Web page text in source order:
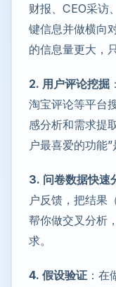
财报、CEO采访
键信息并做横向
的信息量更大，
2. 用户评论挖掘
淘宝评论等平台
感分析和需求提
户最喜爱的功能
3. 问卷数据快速
户反馈，把结果
帮你做交叉分析
求。
4. 假设验证 ：